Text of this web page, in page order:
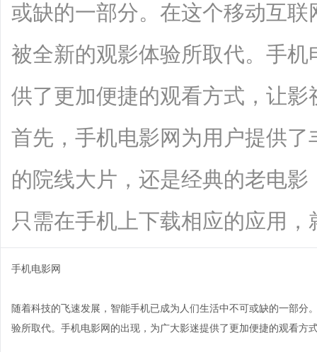
或缺的一部分。在这个移动互
被全新的观影体验所取代。手
供了更加便捷的观看方式，让
首先，手机电影网为用户提供
的院线大片，还是经典的老电
只需在手机上下载相应的应用
手机电影网
随着科技的飞速发展，智能手机已成为人们生活中不可或缺的一部
验所取代。手机电影网的出现，为广大影迷提供了更加便捷的观看方